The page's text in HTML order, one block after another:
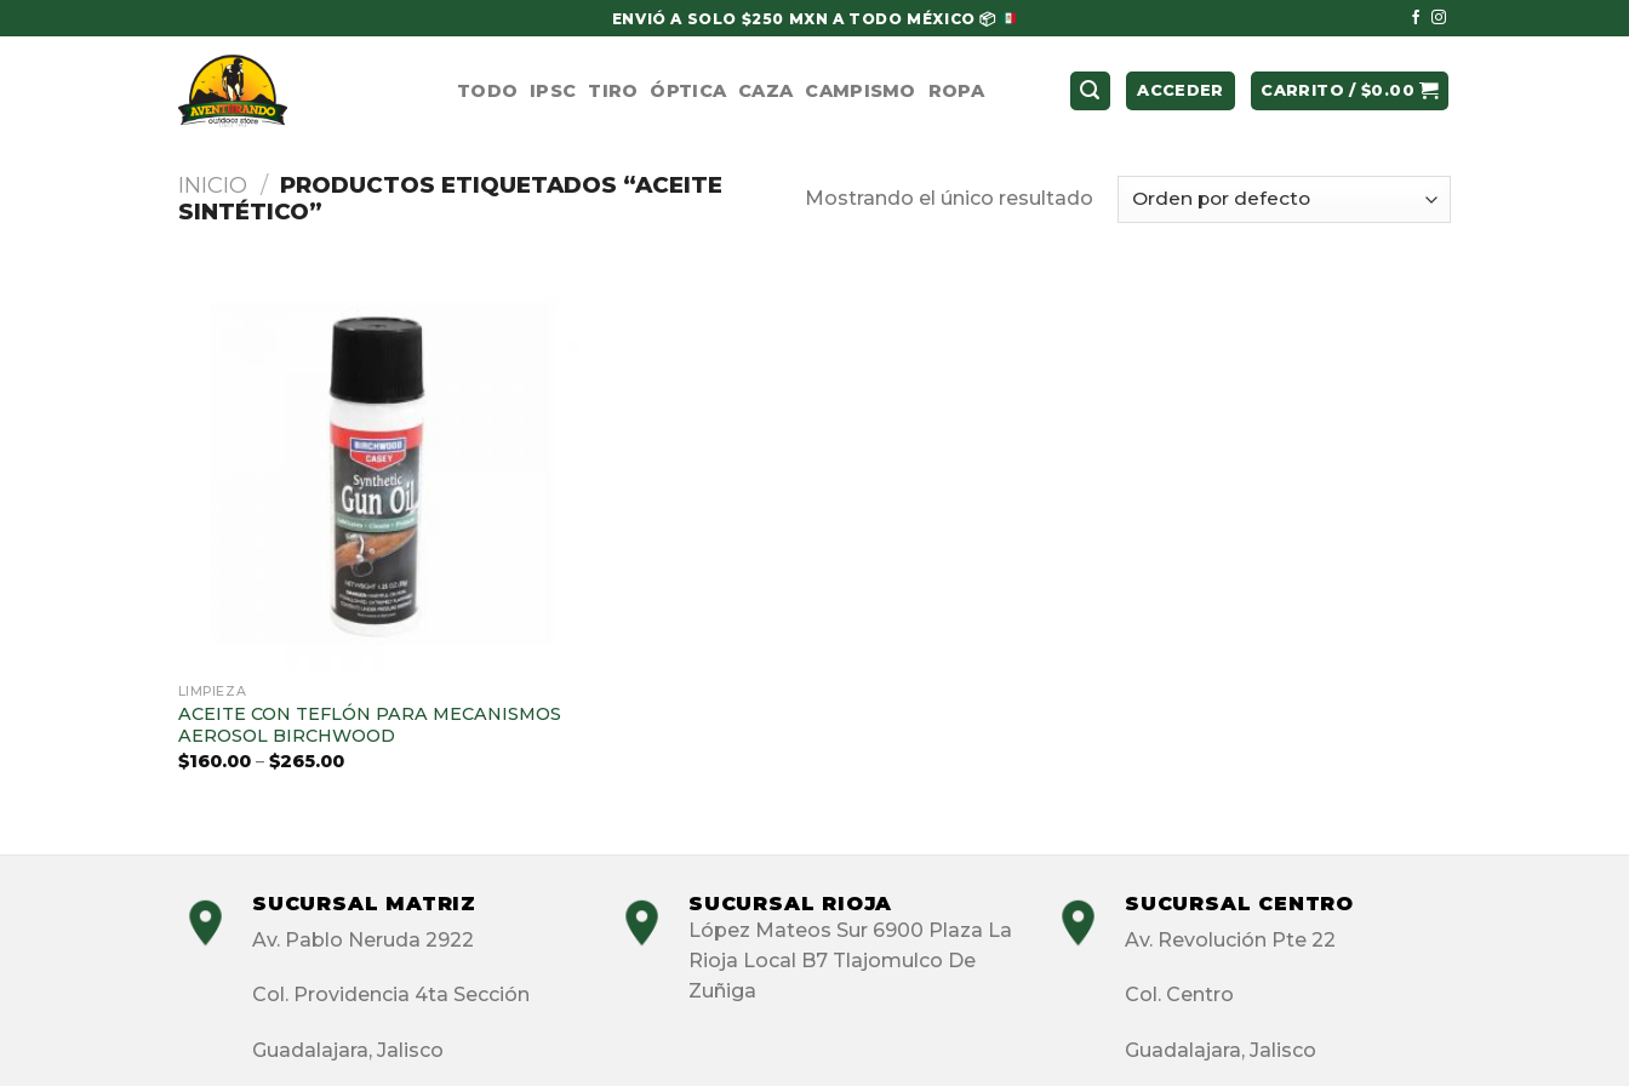
to
ENVIÓ A SOLO $250 MXN A TODO MÉXICO📦
TODO IPSC TIRO ÓPTICA CAZA CAMPISMO ROPA ACCEDER CARRITO /$0.00
INICIO / PRODUCTOS ETIQUETADOS “ACEITE
SINTÉTICO”
Mostrando el único resultado
LIMPIEZA
ACEITE CON TEFLÓN PARA MECANISMOS
AEROSOL BIRCHWOOD
$160.00– $265.00
SUCURSAL MATRIZ
Av. Pablo Neruda 2922
Col. Providencia 4ta Sección
Guadalajara, Jalisco
SUCURSAL RIOJA
López Mateos Sur 6900 Plaza La
Rioja Local B7 Tlajomulco De
Zuñiga
SUCURSAL CENTRO
Av. Revolución Pte 22
Col. Centro
Guadalajara, Jalisco